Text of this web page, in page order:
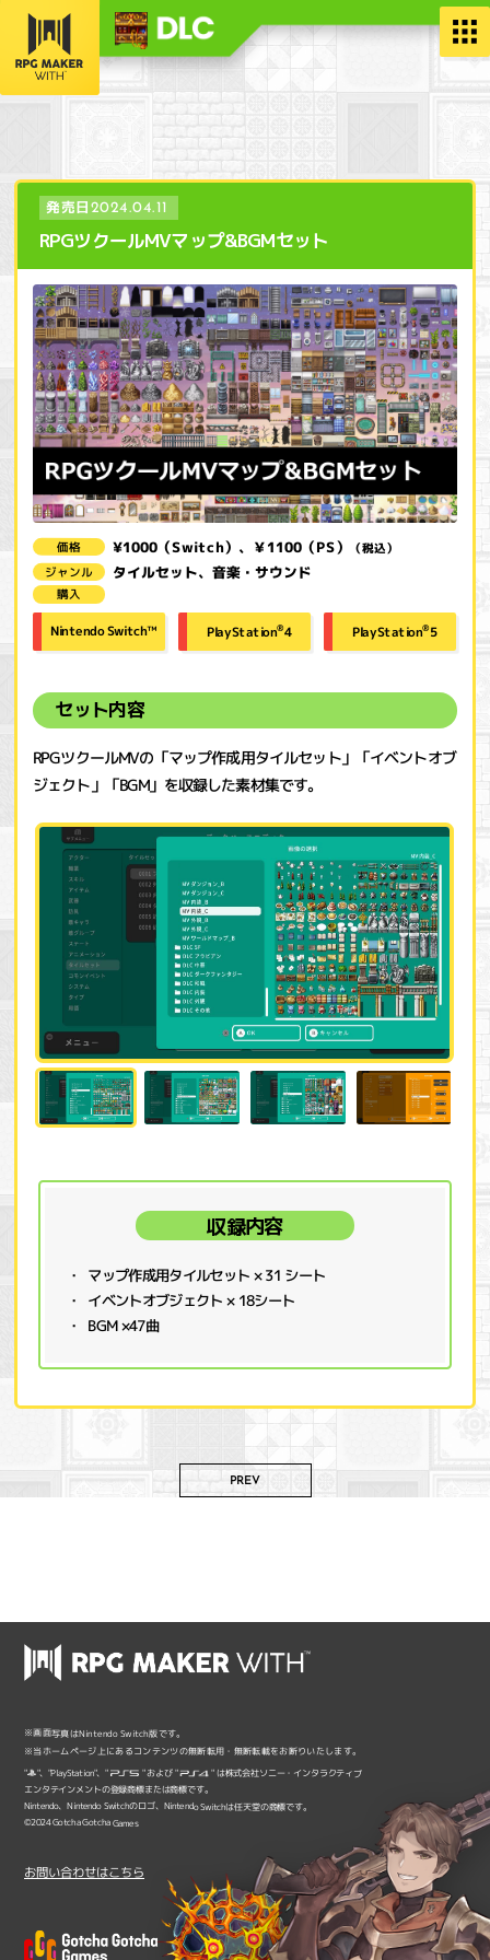
発売日2024.04.11
RPGツクールMVマップ&BGMセット
価格 ¥1000（Switch）、￥1100（PS） （税込）
ジャンル タイルセット、音楽・サウンド
購入
Nintendo Switch™ PlayStation®4 PlayStation®5
セット内容
RPGツクールMVの「マップ作成用タイルセット」「イベントオブ
ジェクト」「BGM」を収録した素材集です。
収録内容
マップ作成用タイルセット × 31 シート
イベントオブジェクト × 18シート
BGM ×47曲
PREV
※画面写真はNintendo Switch版です。
※当ホームページ上にあるコンテンツの無断転用・無断転載をお断りいたします。
" "、"PlayStation"、" " および " " は株式会社ソニー・インタラクティブ
エンタテインメントの登録商標または商標です。
Nintendo、Nintendo Switchのロゴ、Nintendo Switchは任天堂の商標です。
©2024 Gotcha Gotcha Games
お問い合わせはこちら